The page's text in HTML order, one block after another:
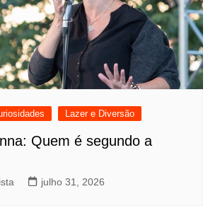
Lazer e Diversão
Quem é segundo a
julho 31, 2026